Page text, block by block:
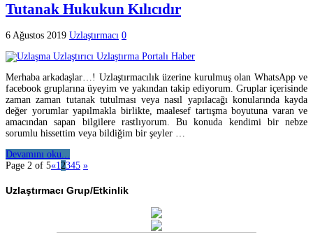
Tutanak Hukukun Kılıcıdır
6 Ağustos 2019 Uzlaştırmacı 0
Merhaba arkadaşlar…! Uzlaştırmacılık üzerine kurulmuş olan WhatsApp ve
facebook gruplarına üyeyim ve yakından takip ediyorum. Gruplar içerisinde
zaman zaman tutanak tutulması veya nasıl yapılacağı konularında kayda
değer yorumlar yapılmakla birlikte, maalesef tartışma boyutuna varan ve
amacından sapan bilgilere rastlıyorum. Bu konuda kendimi bir nebze
sorumlu hissettim veya bildiğim bir şeyler …
Devamını oku...
Page 2 of 5«1 2345 »
Uzlaştırmacı Grup/Etkinlik